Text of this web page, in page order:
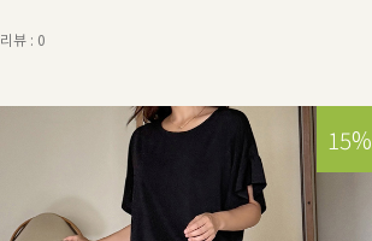
리뷰 : 0
15%